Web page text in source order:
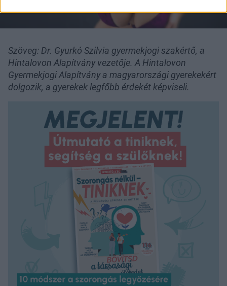
Szöveg: Dr. Gyurkó Szilvia gyermekjogi szakértő, a
Hintalovon Alapítvány vezetője. A Hintalovon
Gyermekjogi Alapítvány a magyarországi gyerekekért
dolgozik, a gyerekek legfőbb érdekét képviseli.